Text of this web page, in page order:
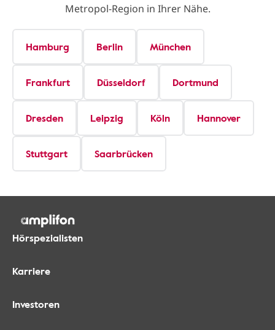
Metropol-Region in Ihrer Nähe.
Hamburg Berlin München
Frankfurt Düsseldorf Dortmund
Dresden Leipzig Köln Hannover
Stuttgart Saarbrücken
Hörspezialisten
Karriere
Investoren